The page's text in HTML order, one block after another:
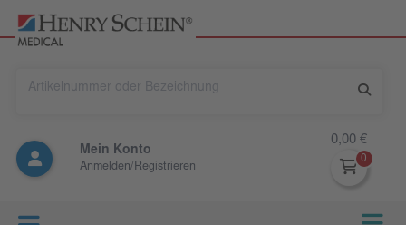
Mein Konto
Anmelden/Registrieren
0,00 €